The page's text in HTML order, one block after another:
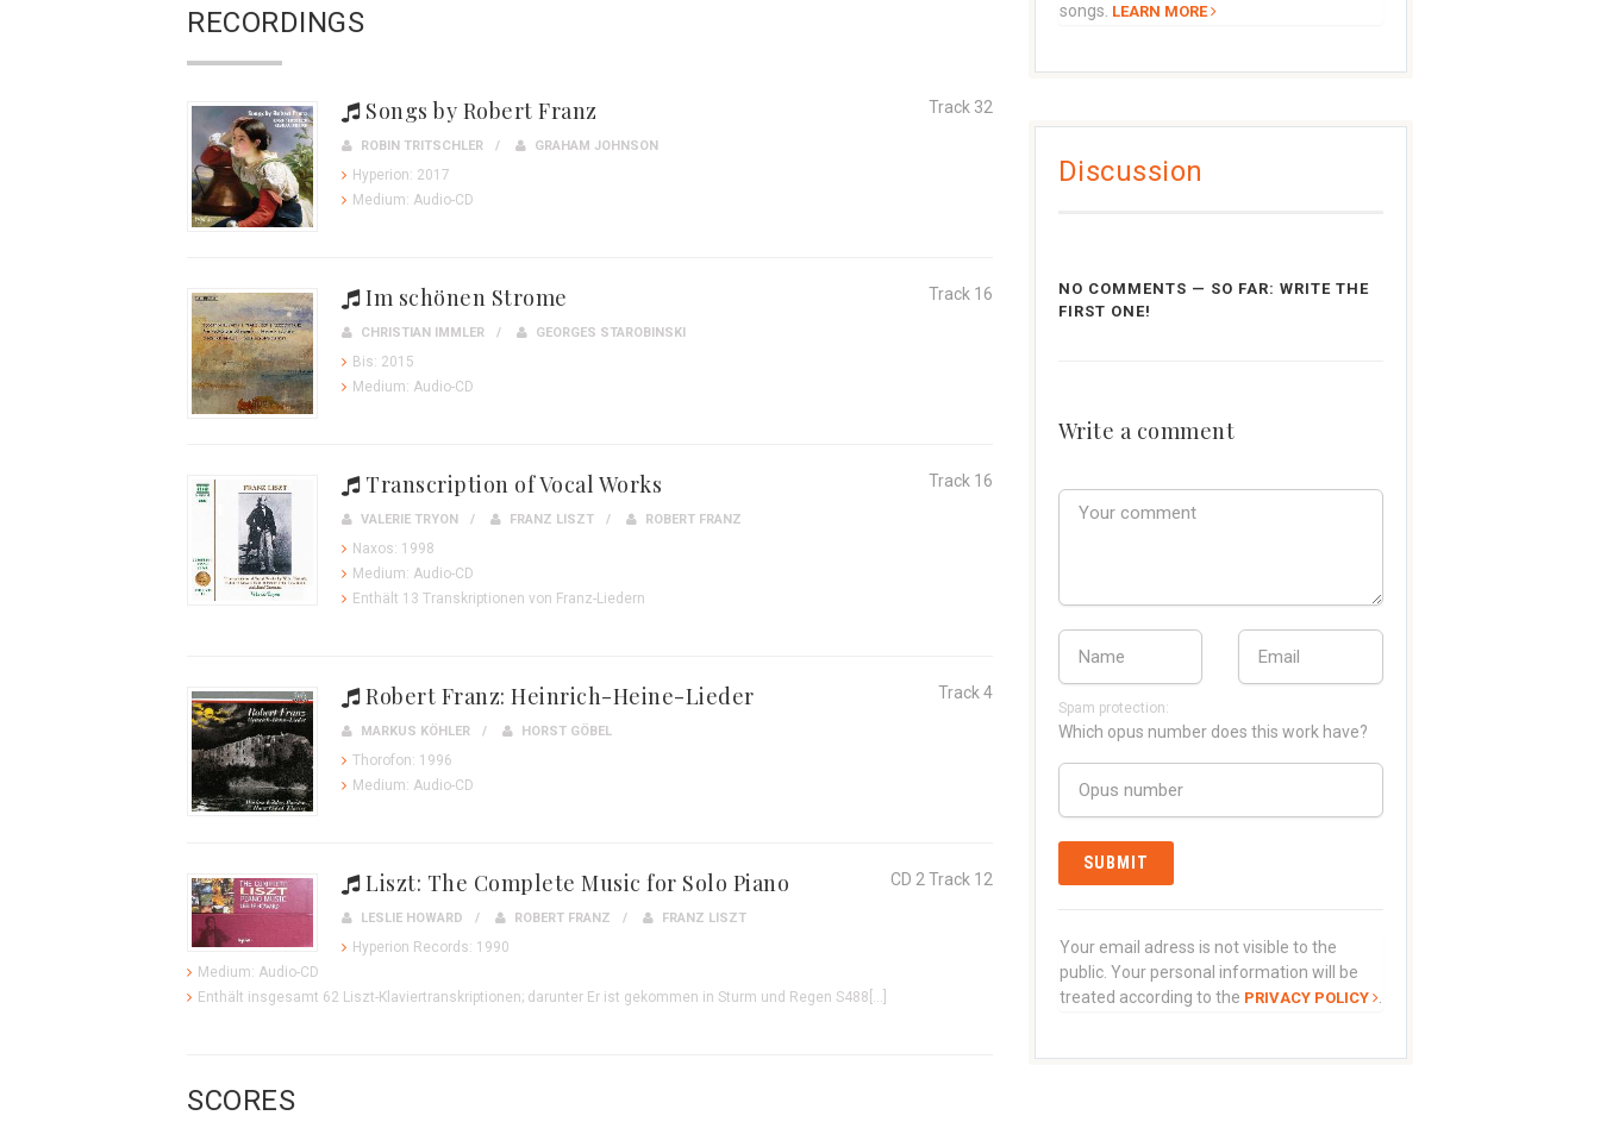
RECORDINGS
Track 32
Songs by Robert Franz
ROBIN TRITSCHLER GRAHAM JOHNSON
Hyperion: 2017
Medium: Audio-CD
Track 16
Im schönen Strome
CHRISTIAN IMMLER GEORGES STAROBINSKI
Bis: 2015
Medium: Audio-CD
Track 16
Transcription of Vocal Works
VALERIE TRYON FRANZ LISZT ROBERT FRANZ
Naxos: 1998
Medium: Audio-CD
Enthält 13 Transkriptionen von Franz-Liedern
Track 4
Robert Franz: Heinrich-Heine-Lieder
MARKUS KÖHLER HORST GÖBEL
Thorofon: 1996
Medium: Audio-CD
CD 2 Track 12
Liszt: The Complete Music for Solo Piano
LESLIE HOWARD ROBERT FRANZ FRANZ LISZT
Hyperion Records: 1990
Medium: Audio-CD
Enthält insgesamt 62 Liszt-Klaviertranskriptionen; darunter Er ist gekommen in Sturm und Regen S488[...]
SCORES
songs. LEARN MORE
Discussion
NO COMMENTS — SO FAR: WRITE THE
FIRST ONE!
Write a comment
Spam protection:
Which opus number does this work have?
Your email adress is not visible to the
public. Your personal information will be
treated according to the PRIVACY POLICY .